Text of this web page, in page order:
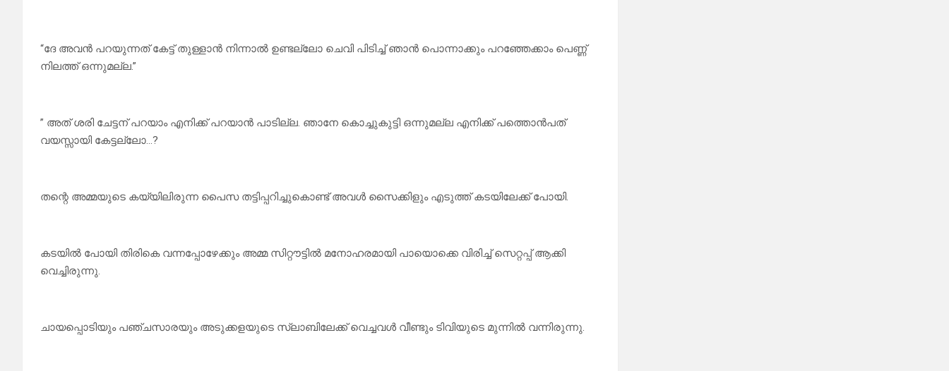
“ദേ അവൻ പറയുന്നത് കേട്ട് തുള്ളാൻ നിന്നാൽ ഉണ്ടല്ലോ ചെവി പിടിച്ച് ഞാൻ പൊന്നാക്കും പറഞ്ഞേക്കാം പെണ്ണ്
നിലത്ത് ഒന്നുമല്ല.”
” അത് ശരി ചേട്ടന് പറയാം എനിക്ക് പറയാൻ പാടില്ല. ഞാനേ കൊച്ചുകുട്ടി ഒന്നുമല്ല എനിക്ക് പത്തൊൻപത്
വയസ്സായി കേട്ടല്ലോ…?
തന്റെ അമ്മയുടെ കയ്യിലിരുന്ന പൈസ തട്ടിപ്പറിച്ചുകൊണ്ട് അവൾ സൈക്കിളും എടുത്ത് കടയിലേക്ക് പോയി.
കടയിൽ പോയി തിരികെ വന്നപ്പോഴേക്കും അമ്മ സിറ്റൗട്ടിൽ മനോഹരമായി പായൊക്കെ വിരിച്ച് സെറ്റപ്പ് ആക്കി
വെച്ചിരുന്നു.
ചായപ്പൊടിയും പഞ്ചസാരയും അടുക്കളയുടെ സ്ലാബിലേക്ക് വെച്ചവൾ വീണ്ടും ടിവിയുടെ മുന്നിൽ വന്നിരുന്നു.